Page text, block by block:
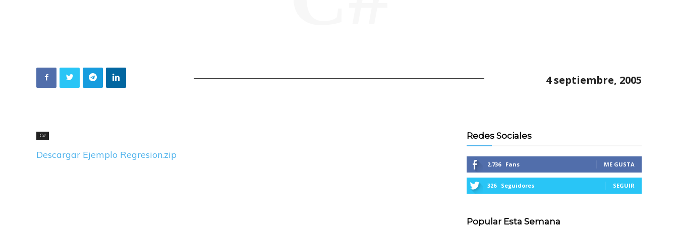
4 septiembre, 2005
C#
Descargar Ejemplo Regresion.zip
Redes Sociales
2,736 Fans ME GUSTA
326 Seguidores SEGUIR
Popular Esta Semana